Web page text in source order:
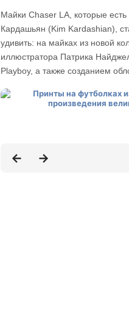
Майки Chaser LA, которые
Кардашьян (Kim Kardashian),
удивить: на майках из новой
иллюстратора Патрика
Playboy, а также созданием